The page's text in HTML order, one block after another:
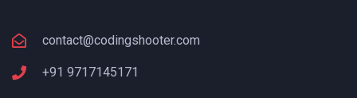
contact@codingshooter.com
+91 9717145171